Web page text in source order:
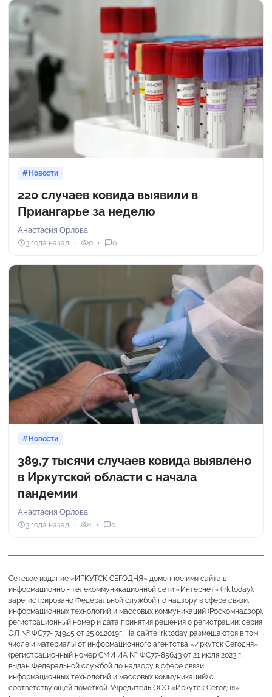
Новости
220 случаев ковида выявили в
Приангарье за неделю
Анастасия Орлова
3 года назад 0 0
Новости
389,7 тысячи случаев ковида выявлено
в Иркутской области с начала
пандемии
Анастасия Орлова
3 года назад 1 0
Сетевое издание «ИРКУТСК СЕГОДНЯ» доменное имя сайта в
информационно - телекоммуникационной сети «Интернет» (irk.today),
зарегистрировано Федеральной службой по надзору в сфере связи,
информационных технологий и массовых коммуникаций (Роскомнадзор),
регистрационный номер и дата принятия решения о регистрации: серия
ЭЛ № ФС77- 74945 от 25.01.2019г. На сайте irk.today размещаются в том
числе и материалы от информационного агентства «Иркутск Сегодня»
(регистрационный номер СМИ ИА № ФС77-85643 от 21 июля 2023 г.,
выдан Федеральной службой по надзору в сфере связи,
информационных технологий и массовых коммуникаций) с
соответствующей пометкой. Учредитель ООО «Иркутск Сегодня».